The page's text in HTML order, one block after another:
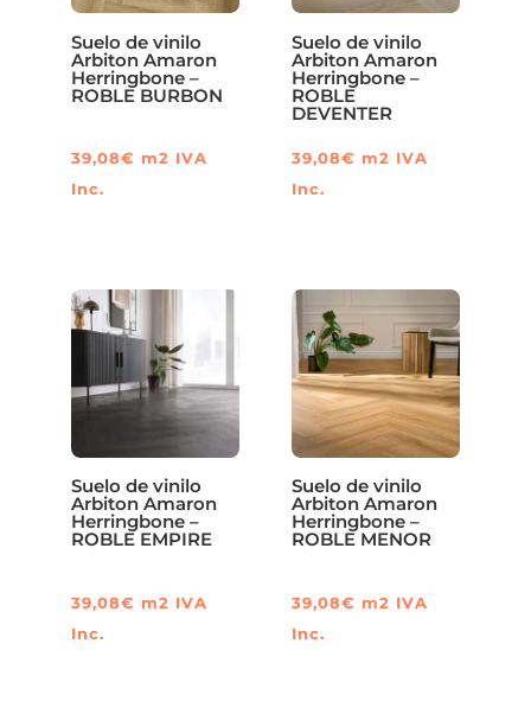
Suelo de vinilo
Arbiton Amaron
Herringbone –
ROBLE BURBON
39,08€ m2 IVA
Inc.
Suelo de vinilo
Arbiton Amaron
Herringbone –
ROBLE
DEVENTER
39,08€ m2 IVA
Inc.
Suelo de vinilo
Arbiton Amaron
Herringbone –
ROBLE EMPIRE
39,08€ m2 IVA
Inc.
Suelo de vinilo
Arbiton Amaron
Herringbone –
ROBLE MENOR
39,08€ m2 IVA
Inc.